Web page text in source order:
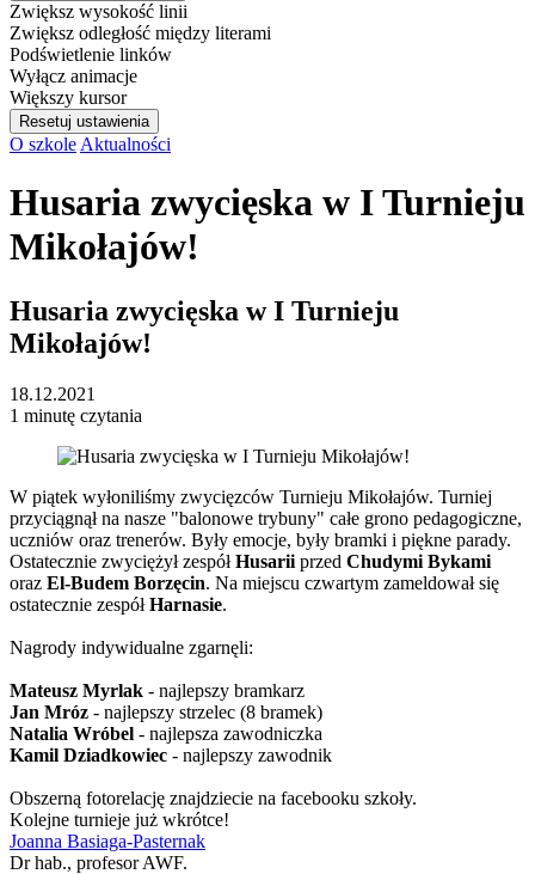
Zwiększ wysokość linii
Zwiększ odległość między literami
Podświetlenie linków
Wyłącz animacje
Większy kursor
Resetuj ustawienia
O szkole Aktualności
Husaria zwycięska w I Turnieju
Mikołajów!
Husaria zwycięska w I Turnieju
Mikołajów!
18.12.2021
1 minutę czytania
W piątek wyłoniliśmy zwycięzców Turnieju Mikołajów. Turniej
przyciągnął na nasze "balonowe trybuny" całe grono pedagogiczne,
uczniów oraz trenerów. Były emocje, były bramki i piękne parady.
Ostatecznie zwyciężył zespółHusarii przed Chudymi Bykami
oraz El-Budem Borzęcin. Na miejscu czwartym zameldował się
ostatecznie zespółHarnasie.
Nagrody indywidualne zgarnęli:
Mateusz Myrlak - najlepszy bramkarz
Jan Mróz - najlepszy strzelec (8 bramek)
Natalia Wróbel - najlepsza zawodniczka
Kamil Dziadkowiec - najlepszy zawodnik
Obszerną fotorelację znajdziecie na facebooku szkoły.
Kolejne turnieje już wkrótce!
Joanna Basiaga-Pasternak
Dr hab., profesor AWF.